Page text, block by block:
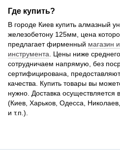
Где купить?
В городе Киев купить алмазный
железобетону 125мм, цена
предлагает фирменный магазин
инструмента . Цены ниже
сотрудничаем напрямую, без
сертифицирована,
качества. Купить товары вы
нужно. Доставка осуществляется
(Киев, Харьков, Одесса,
и т.п.).